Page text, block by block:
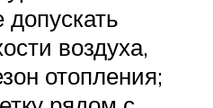
воздуха,
отопления;